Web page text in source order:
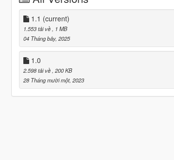
1.1 (current)
1.553 tải về
, 1 MB
04 Tháng bảy, 2025
1.0
2.598 tải về , 200 KB
28 Tháng mười một, 2023